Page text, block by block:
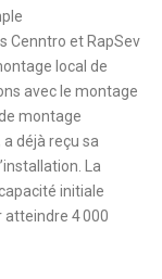
Cenntro et RapSev
local de
avec le montage
montage
déjà reçu sa
La
initiale
atteindre 4 000